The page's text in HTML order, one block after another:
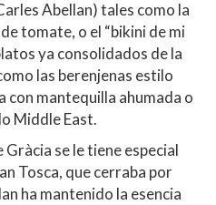
Abellan) tales como la
tomate, o el “bikini de mi
ya consolidados de la
las berenjenas estilo
con mantequilla ahumada o
Middle East.
se le tiene especial
Tosca, que cerraba por
ha mantenido la esencia